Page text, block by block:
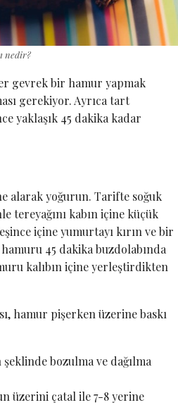
nedir?
gevrek bir hamur yapmak
gerekiyor. Ayrıca tart
yaklaşık 45 dakika kadar
alarak yoğurun. Tarifte soğuk
tereyağını kabın içine küçük
içine yumurtayı kırın ve bir
45 dakika buzdolabında
kalıbın içine yerleştirdikten
hamur pişerken üzerine baskı
bozulma ve dağılma
üzerini çatal ile 7-8 yerine